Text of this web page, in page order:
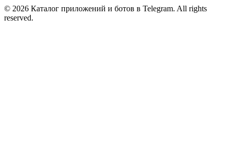
© 2026 Каталог приложений и ботов в Telegram. All rights
reserved.